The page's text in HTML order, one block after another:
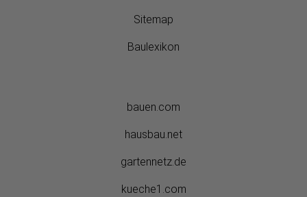
Sitemap
Baulexikon
bauen.com
hausbau.net
gartennetz.de
kueche1.com